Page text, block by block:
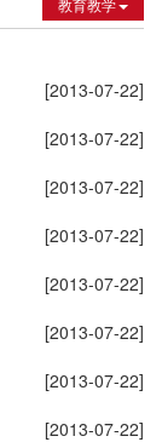
教育教学
[2013-07-22]
[2013-07-22]
[2013-07-22]
[2013-07-22]
[2013-07-22]
[2013-07-22]
[2013-07-22]
[2013-07-22]